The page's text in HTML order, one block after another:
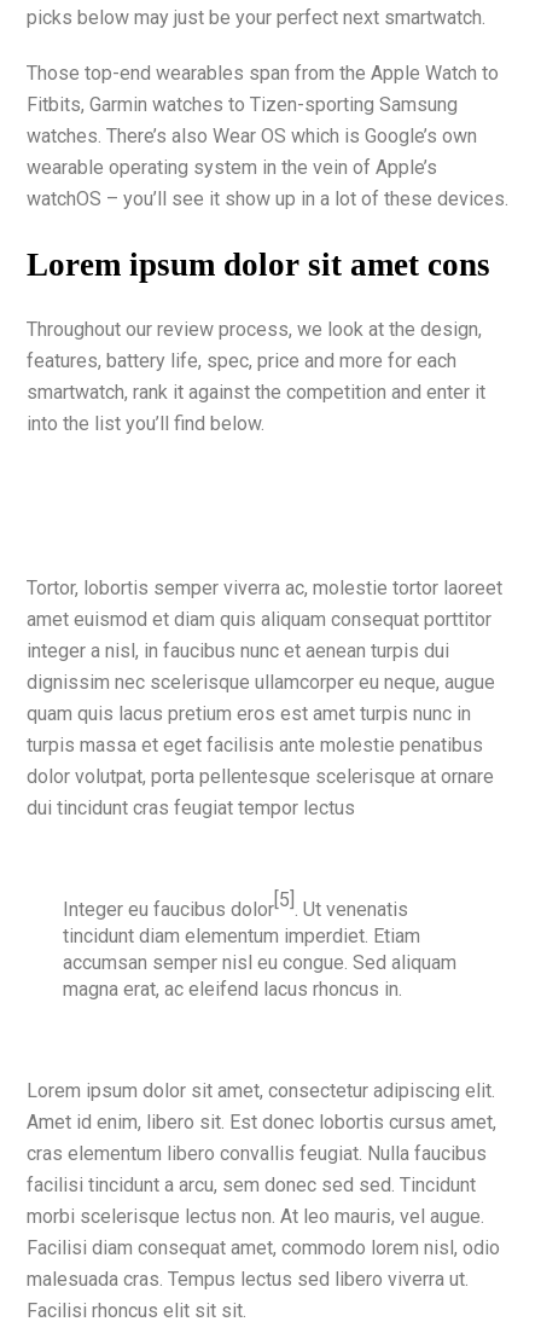
picks below may just be your perfect next smartwatch.
Those top-end wearables span from the Apple Watch to
Fitbits, Garmin watches to Tizen-sporting Samsung
watches. There’s also Wear OS which is Google’s own
wearable operating system in the vein of Apple’s
watchOS – you’ll see it show up in a lot of these devices.
Lorem ipsum dolor sit amet cons
Throughout our review process, we look at the design,
features, battery life, spec, price and more for each
smartwatch, rank it against the competition and enter it
into the list you’ll find below.
Tortor, lobortis semper viverra ac, molestie tortor laoreet
amet euismod et diam quis aliquam consequat porttitor
integer a nisl, in faucibus nunc et aenean turpis dui
dignissim nec scelerisque ullamcorper eu neque, augue
quam quis lacus pretium eros est amet turpis nunc in
turpis massa et eget facilisis ante molestie penatibus
dolor volutpat, porta pellentesque scelerisque at ornare
dui tincidunt cras feugiat tempor lectus
Integer eu faucibus dolor [5] . Ut venenatis
tincidunt diam elementum imperdiet. Etiam
accumsan semper nisl eu congue. Sed aliquam
magna erat, ac eleifend lacus rhoncus in.
Lorem ipsum dolor sit amet, consectetur adipiscing elit.
Amet id enim, libero sit. Est donec lobortis cursus amet,
cras elementum libero convallis feugiat. Nulla faucibus
facilisi tincidunt a arcu, sem donec sed sed. Tincidunt
morbi scelerisque lectus non. At leo mauris, vel augue.
Facilisi diam consequat amet, commodo lorem nisl, odio
malesuada cras. Tempus lectus sed libero viverra ut.
Facilisi rhoncus elit sit sit.